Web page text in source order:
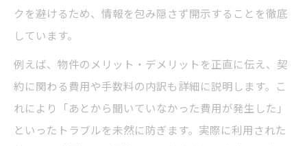
クを避けるため、情報を包み隠さず開示することを徹底
しています。
例えば、物件のメリット・デメリットを正直に伝え、契
約に関わる費用や手数料の内訳も詳細に説明します。こ
れにより「あとから聞いていなかった費用が発生した」
といったトラブルを未然に防ぎます。実際に利用された